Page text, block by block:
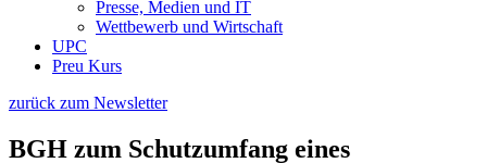
Presse, Medien und IT
Wettbewerb und Wirtschaft
UPC
Preu Kurs
zurück zum Newsletter
BGH zum Schutzumfang eines